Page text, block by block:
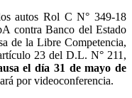
autos Rol C N° 349-18
contra Banco del Estado
de la Libre Competencia,
23 del D.L. N° 211,
el día 31 de mayo de
por videoconferencia.